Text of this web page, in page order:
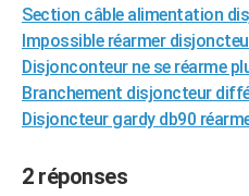
Dictionnaire
Biographies
Citations
Expressions
Proverbes
PROGRAMME TV
COPAINS D'AVANT
S'inscrire
Se connecter
Lycées
Collèges
Primaires
Universités
Entreprises
Service militaire
Avis de recherche
AVIS DE DÉCÈS
FORUM
Section câble alimentation
Impossible réarmer
Disjonconteur ne se réarme
Branchement disjoncteur
Disjoncteur gardy db90
2 réponses